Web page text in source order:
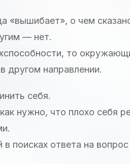
«вышибает», о чем
— нет.
то
другом направлении.
себя.
нужно, что плохо себя
поисках ответа на